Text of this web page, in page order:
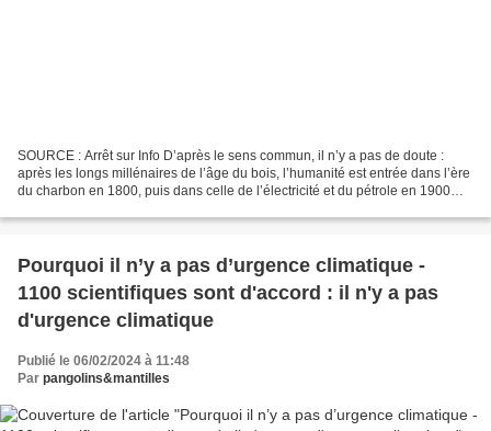
SOURCE : Arrêt sur Info D’après le sens commun, il n’y a pas de doute :
après les longs millénaires de l’âge du bois, l’humanité est entrée dans l’ère
du charbon en 1800, puis dans celle de l’électricité et du pétrole en 1900
Pourquoi il n’y a pas d’urgence climatique -
1100 scientifiques sont d'accord : il n'y a pas
d'urgence climatique
Publié le 06/02/2024 à 11:48
Par pangolins&mantilles